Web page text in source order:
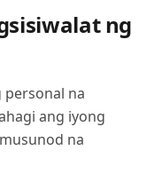
ng
na
ang iyong
na